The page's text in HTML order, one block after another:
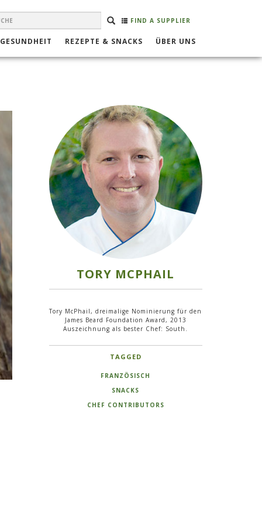
FIND A SUPPLIER
Suche
SUCHE
REZEPTE & SNACKS ÜBER UNS
TORY MCPHAIL
Tory McPhail, dreimalige Nominierung für den
James Beard Foundation Award, 2013
Auszeichnung als bester Chef: South.
TAGGED
FRANZÖSISCH
SNACKS
CHEF CONTRIBUTORS